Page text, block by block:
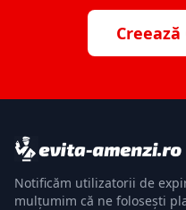
Notificăm utilizatorii de
mulțumim că ne folosești